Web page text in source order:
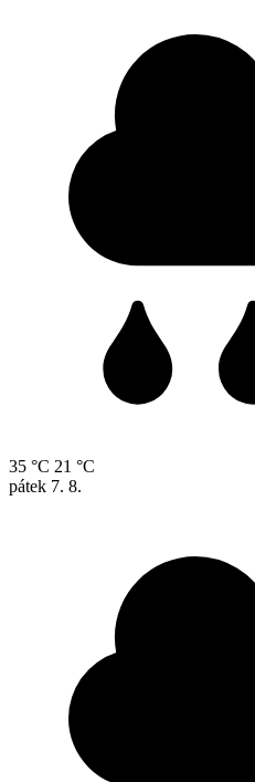
35 °C 21 °C
pátek 7. 8.